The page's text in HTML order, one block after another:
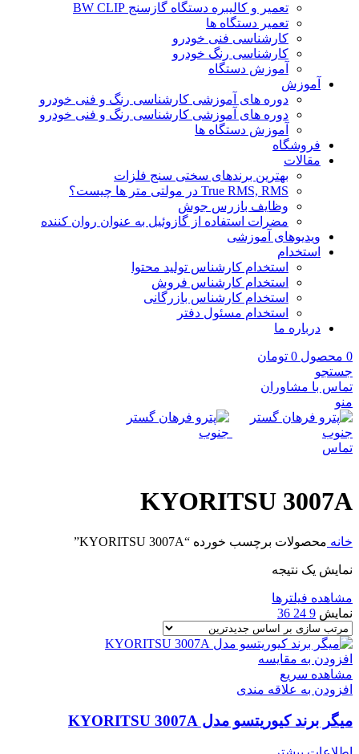
تعمیر و کالیبره دستگاه گازسنج BW CLIP
تعمیر دستگاه ها
کارشناسی فنی خودرو
کارشناسی رنگ خودرو
آموزش دستگاه
آموزش
دوره های آموزشی کارشناسی رنگ و فنی خودرو
دوره های آموزشی کارشناسی رنگ و فنی خودرو
آموزش دستگاه ها
فروشگاه
مقالات
بهترین برندهای سختی سنج فلزات
True RMS, RMS در مولتی متر ها چیست؟
وظایف بازرس جوش
مضرات استفاده از گازوئیل به عنوان روان کننده
ویدیوهای آموزشی
استخدام
استخدام کارشناس تولید محتوا
استخدام کارشناس فروش
استخدام کارشناس بازرگانی
استخدام مسئول دفتر
درباره ما
0 محصول 0 تومان
جستجو
تماس با مشاوران
منو
تماس
KYORITSU 3007A
خانه محصولات برچسب خورده “KYORITSU 3007A”
نمایش یک نتیجه
مشاهده فیلترها
نمایش 9
24
36
افزودن به مقایسه
مشاهده سریع
افزودن به علاقه مندی
میگر برند کیوریتسو مدل KYORITSU 3007A